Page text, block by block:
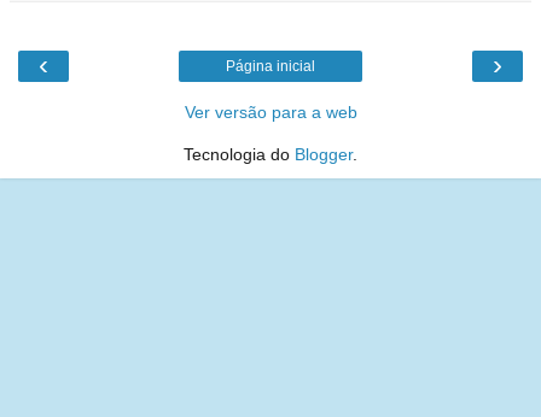
‹ ›
Página inicial
Ver versão para a web
Tecnologia do Blogger.